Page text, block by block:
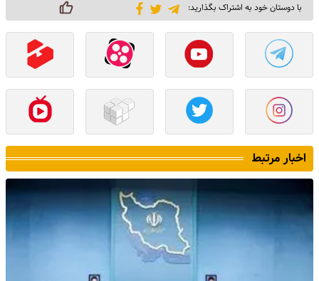
با دوستان خود به اشتراک بگذارید:
اخبار مرتبط